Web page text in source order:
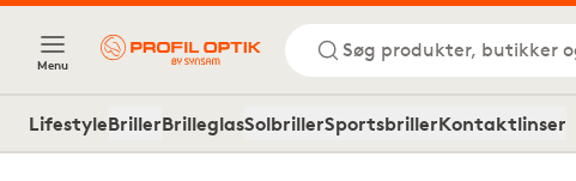
Menu
Søg produkter, butikker
LifestyleBrillerBrilleglasSolbrillerSportsbrillerKontaktlinser